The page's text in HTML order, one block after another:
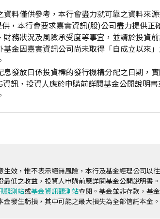
資料僅供參考，本行會盡力就可靠之資料來
，本行會要求嘉實資訊(股)公司盡力提供
財務狀況及風險承受度等事宜，並請於投資
基金因嘉實資訊公司尚未取得「自成立以來
息發放日係投資標的發行機構分配之日期，
資訊，投資人應於申購前詳閱基金公開說明
生效，惟不表示絕無風險，本行及基金經理公司以
最低之收益，投資人申購前應詳閱基金公開說明
觀測站或基金資訊觀測站查閱。基金並非存款，基
金發生虧損，其中可能之最大損失為全部信託本金